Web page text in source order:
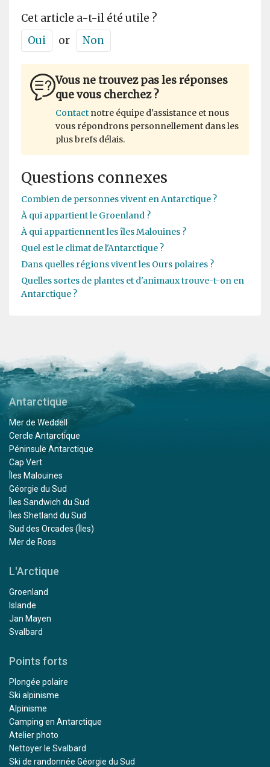
Cet article a-t-il été utile ?
Oui
or Non
Vous ne trouvez pas les réponses
que vous cherchez ?
Contact notre équipe d'assistance et nous
vous répondrons personnellement dans les
plus brefs délais.
Questions connexes
Combien de personnes vivent en Antarctique ?
À qui appartient le Groenland ?
À qui appartiennent les îles Malouines ?
Quel est le climat de l'Antarctique ?
Dans quelles régions vivent les Ours polaires ?
Quelles sortes de plantes et d'animaux trouve-t-on en
Antarctique ?
Antarctique
Mer de Weddell
Cercle Antarctique
Péninsule Antarctique
Cap Vert
Îles Malouines
Géorgie du Sud
Îles Sandwich du Sud
Îles Shetland du Sud
Sud des Orcades (Îles)
Mer de Ross
L'Arctique
Groenland
Islande
Jan Mayen
Svalbard
Points forts
Plongée polaire
Ski alpinisme
Alpinisme
Camping en Antarctique
Atelier photo
Nettoyer le Svalbard
Ski de randonnée Géorgie du Sud